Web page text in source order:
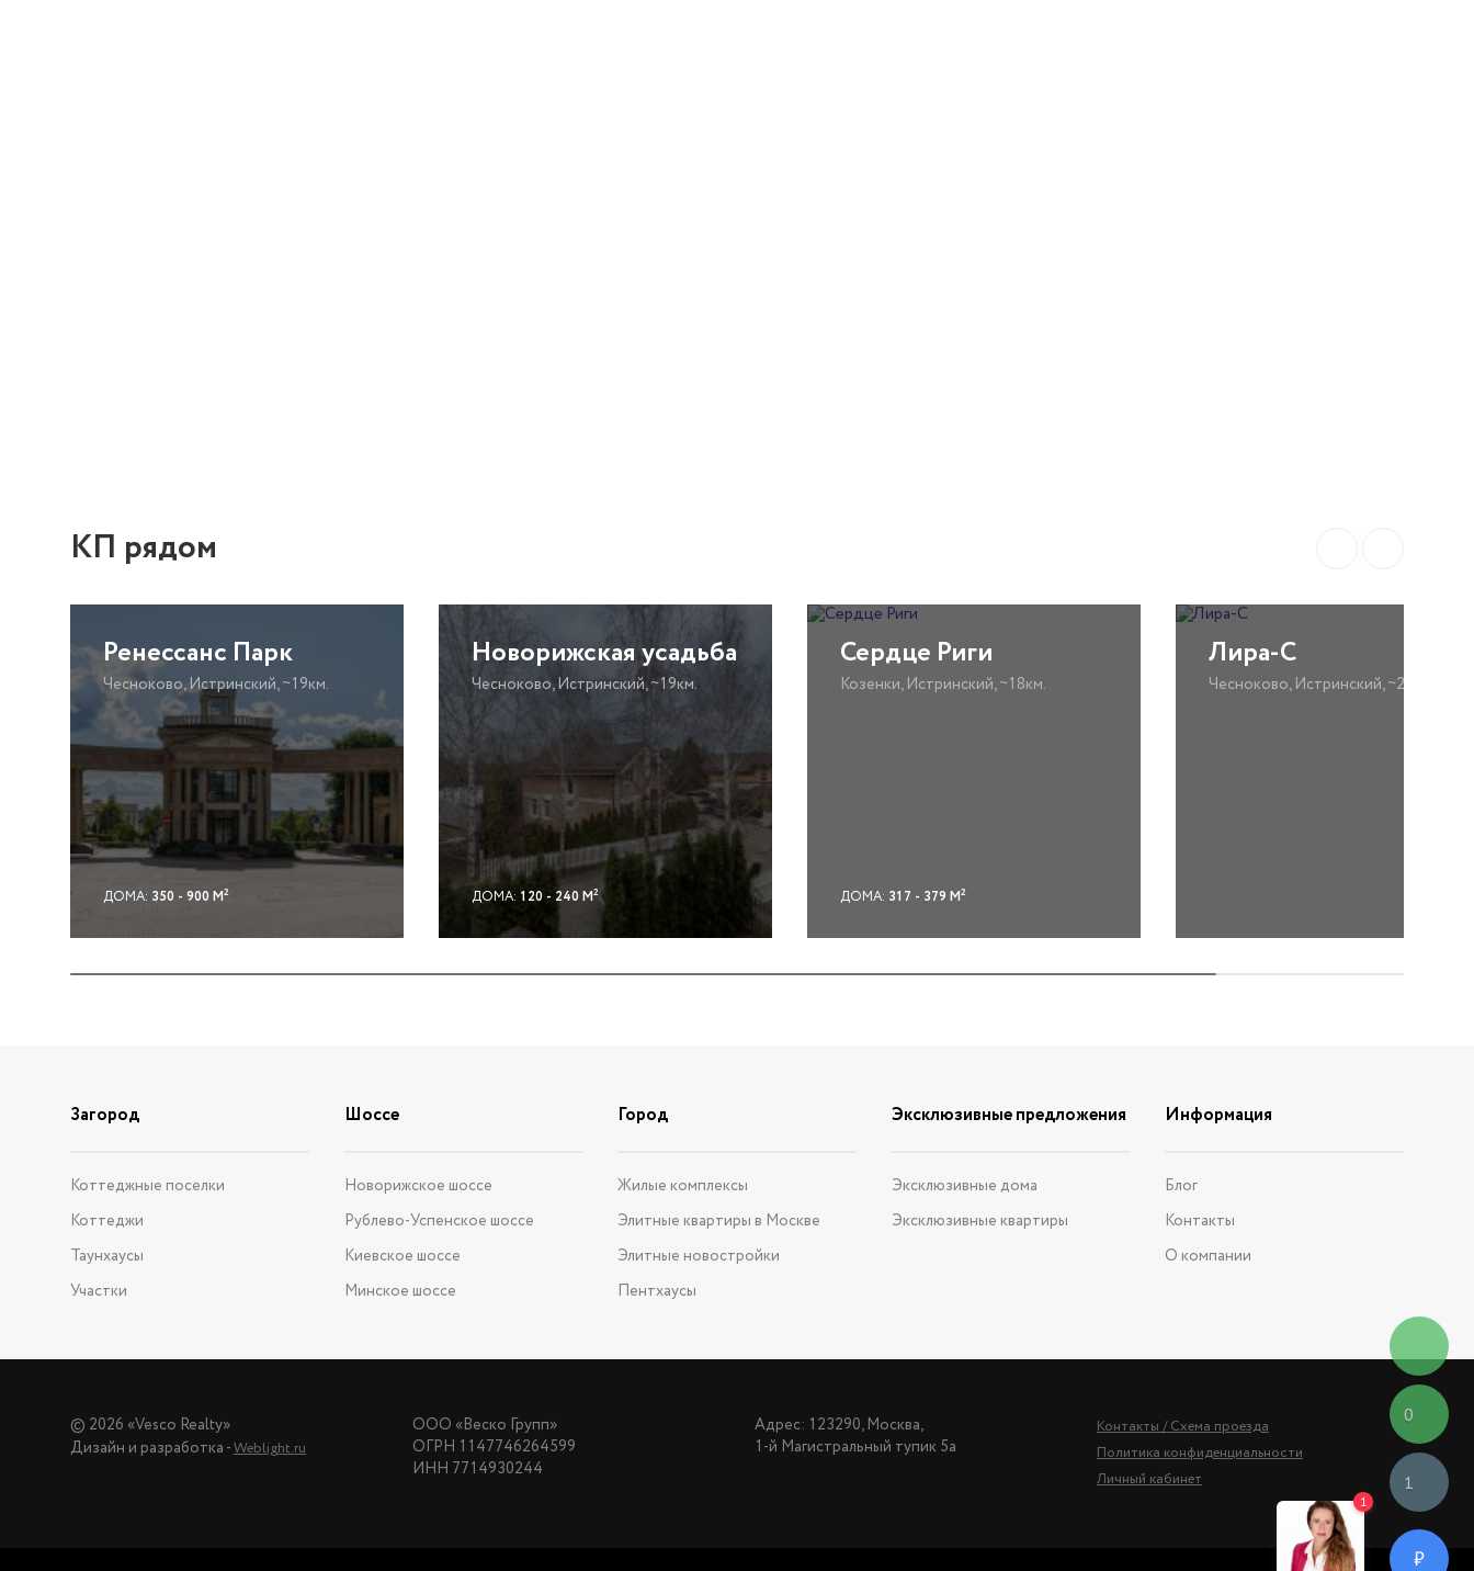
КП рядом
Ренессанс Парк
Чесноково, Истринский, ~19км.
ДОМА: 350 - 900 М2
Новорижская усадьба
Чесноково, Истринский, ~19км.
ДОМА: 120 - 240 М2
Сердце Риги
Козенки, Истринский, ~18км.
ДОМА: 317 - 379 М2
Лира-С
Чесноково, Истринский, ~20км.
Загород
Коттеджные поселки
Коттеджи
Таунхаусы
Участки
Шоссе
Новорижское шоссе
Рублево-Успенское шоссе
Киевское шоссе
Минское шоссе
Город
Жилые комплексы
Элитные квартиры в Москве
Элитные новостройки
Пентхаусы
Эксклюзивные предложения
Эксклюзивные дома
Эксклюзивные квартиры
Информация
Блог
Контакты
О компании
© 2026 «Vesco Realty»
Дизайн и разработка -Weblight.ru
ООО «Веско Групп»
ОГРН 1147746264599
ИНН 7714930244
Адрес: 123290, Москва,
1-й Магистральный тупик 5а
Контакты / Схема проезда
Политика конфиденциальности
Личный кабинет
₽
0
1